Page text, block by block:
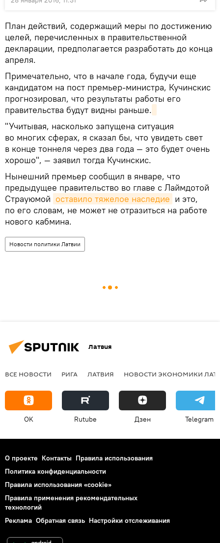
План действий, содержащий меры по достижению
целей, перечисленных в правительственной
декларации, предполагается разработать до конца
апреля.
Примечательно, что в начале года, будучи еще
кандидатом на пост премьер-министра, Кучинскис
прогнозировал, что результаты работы его
правительства будут видны раньше.
"Учитывая, насколько запущена ситуация
во многих сферах, я сказал бы, что увидеть свет
в конце тоннеля через два года — это будет очень
хорошо", — заявил тогда Кучинскис.
Нынешний премьер сообщил в январе, что
предыдущее правительство во главе с Лаймдотой
Страуюмой оставило тяжелое наследие и это,
по его словам, не может не отразиться на работе
нового кабмина.
Новости политики Латвии
Латвия
ВСЕ НОВОСТИ РИГА ЛАТВИЯ НОВОСТИ ЭКОНОМИКИ
OK Rutube Дзен Telegram
О проекте Контакты Правила использования
Политика конфиденциальности
Правила использования «cookie»
Правила применения рекомендательных
технологий
Реклама Обратная связь Настройки отслеживания